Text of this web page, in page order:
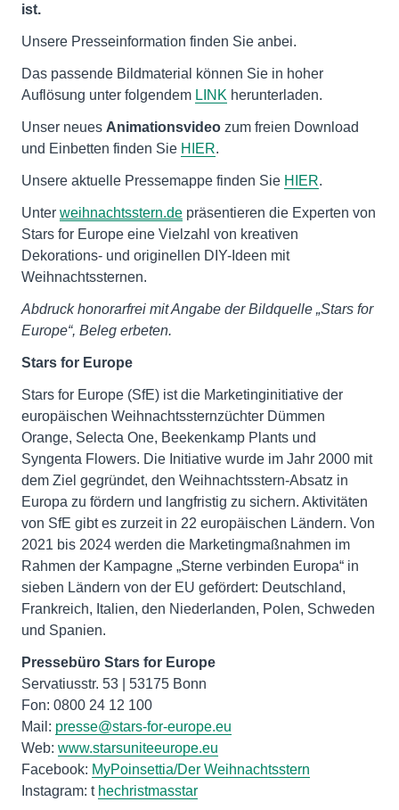
ist.
Unsere Presseinformation finden Sie anbei.
Das passende Bildmaterial können Sie in hoher
Auflösung unter folgendem LINK herunterladen.
Unser neues Animationsvideo zum freien Download
und Einbetten finden Sie HIER.
Unsere aktuelle Pressemappe finden Sie HIER.
Unter weihnachtsstern.de präsentieren die Experten von
Stars for Europe eine Vielzahl von kreativen
Dekorations- und originellen DIY-Ideen mit
Weihnachtssternen.
Abdruck honorarfrei mit Angabe der Bildquelle „Stars for
Europe“, Beleg erbeten.
Stars for Europe
Stars for Europe (SfE) ist die Marketinginitiative der
europäischen Weihnachtssternzüchter Dümmen
Orange, Selecta One, Beekenkamp Plants und
Syngenta Flowers. Die Initiative wurde im Jahr 2000 mit
dem Ziel gegründet, den Weihnachtsstern-Absatz in
Europa zu fördern und langfristig zu sichern. Aktivitäten
von SfE gibt es zurzeit in 22 europäischen Ländern. Von
2021 bis 2024 werden die Marketingmaßnahmen im
Rahmen der Kampagne „Sterne verbinden Europa“ in
sieben Ländern von der EU gefördert: Deutschland,
Frankreich, Italien, den Niederlanden, Polen, Schweden
und Spanien.
Pressebüro Stars for Europe
Servatiusstr. 53 | 53175 Bonn
Fon: 0800 24 12 100
Mail: presse@stars-for-europe.eu
Web: www.starsuniteeurope.eu
Facebook: MyPoinsettia/Der Weihnachtsstern
Instagram: t hechristmasstar